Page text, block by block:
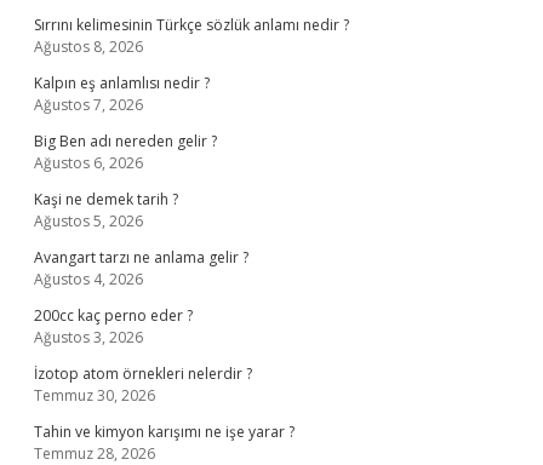
Sırrını kelimesinin Türkçe sözlük anlamı nedir ?
Ağustos 8, 2026
Kalpın eş anlamlısı nedir ?
Ağustos 7, 2026
Big Ben adı nereden gelir ?
Ağustos 6, 2026
Kaşi ne demek tarih ?
Ağustos 5, 2026
Avangart tarzı ne anlama gelir ?
Ağustos 4, 2026
200cc kaç perno eder ?
Ağustos 3, 2026
İzotop atom örnekleri nelerdir ?
Temmuz 30, 2026
Tahin ve kimyon karışımı ne işe yarar ?
Temmuz 28, 2026